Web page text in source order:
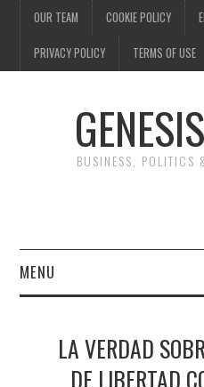
OUR TEAM COOKIE POLICY
PRIVACY POLICY TERMS OF USE
BUSINESS, POLITICS
MENU
FINANCE
LA VERDAD
DE LIBERTAD